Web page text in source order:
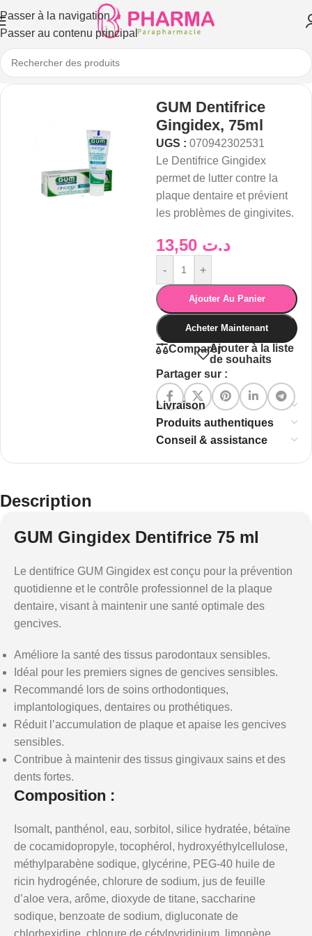
Passer à la navigation
Passer au contenu principal
GUM Dentifrice
Gingidex, 75ml
UGS : 070942302531
Le Dentifrice Gingidex
permet de lutter contre la
plaque dentaire et prévient
les problèmes de gingivites.
د.ت
- +
Ajouter Au Panier
Acheter Maintenant
ComparerAjouter à la liste
de souhaits
Partager sur :
Livraison
Produits authentiques
Conseil & assistance
Description
GUM Gingidex Dentifrice 75 ml
Le dentifrice GUM Gingidex est conçu pour la prévention
quotidienne et le contrôle professionnel de la plaque
dentaire, visant à maintenir une santé optimale des
gencives.
Améliore la santé des tissus parodontaux sensibles.
Idéal pour les premiers signes de gencives sensibles.
Recommandé lors de soins orthodontiques,
implantologiques, dentaires ou prothétiques.
Réduit l’accumulation de plaque et apaise les gencives
sensibles.
Contribue à maintenir des tissus gingivaux sains et des
dents fortes.
Composition :
Isomalt, panthénol, eau, sorbitol, silice hydratée, bétaïne
de cocamidopropyle, tocophérol, hydroxyéthylcellulose,
méthylparabène sodique, glycérine, PEG-40 huile de
ricin hydrogénée, chlorure de sodium, jus de feuille
d’aloe vera, arôme, dioxyde de titane, saccharine
sodique, benzoate de sodium, digluconate de
chlorhexidine, chlorure de cétylpyridinium, limonène.